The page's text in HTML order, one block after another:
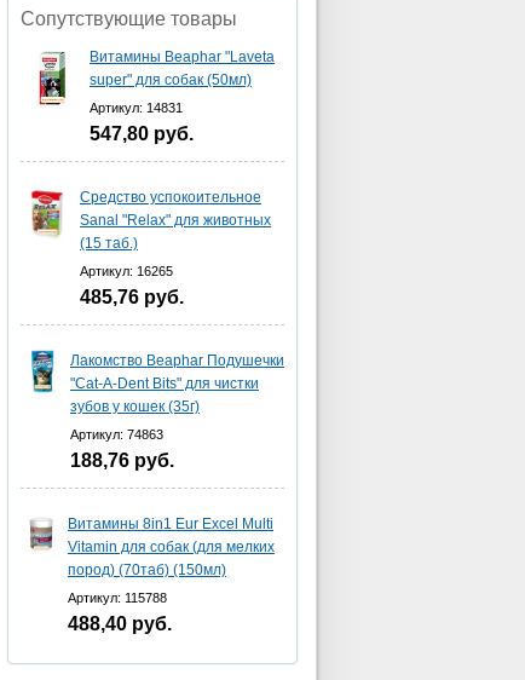
Сопутствующие товары
Витамины Beaphar "Laveta
super" для собак (50мл)
Артикул: 14831
547,80 руб.
Средство успокоительное
Sanal "Relax" для животных
(15 таб.)
Артикул: 16265
485,76 руб.
Лакомство Beaphar Подушечки
"Cat-A-Dent Bits" для чистки
зубов у кошек (35г)
Артикул: 74863
188,76 руб.
Витамины 8in1 Eur Excel Multi
Vitamin для собак (для мелких
пород) (70таб) (150мл)
Артикул: 115788
488,40 руб.